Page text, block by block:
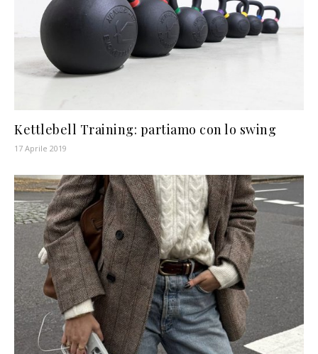
Kettlebell Training: partiamo con lo swing
17 Aprile 2019